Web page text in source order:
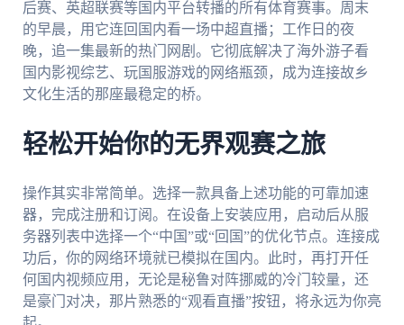
后赛、英超联赛等国内平台转播的所有体育赛事。周末
的早晨，用它连回国内看一场中超直播；工作日的夜
晚，追一集最新的热门网剧。它彻底解决了海外游子看
国内影视综艺、玩国服游戏的网络瓶颈，成为连接故乡
文化生活的那座最稳定的桥。
轻松开始你的无界观赛之旅
操作其实非常简单。选择一款具备上述功能的可靠加速
器，完成注册和订阅。在设备上安装应用，启动后从服
务器列表中选择一个“中国”或“回国”的优化节点。连接成
功后，你的网络环境就已模拟在国内。此时，再打开任
何国内视频应用，无论是秘鲁对阵挪威的冷门较量，还
是豪门对决，那片熟悉的“观看直播”按钮，将永远为你亮